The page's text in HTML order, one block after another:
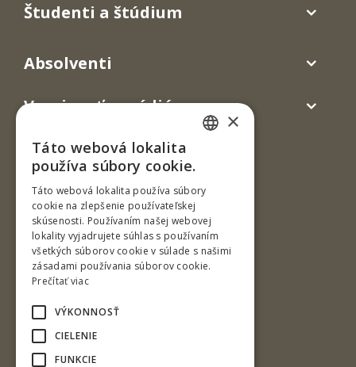
Ul. T. G. Masaryka 24
Študenti a štúdium
Absolventi
Verejnosť a médiá
×
Táto webová lokalita
používa súbory cookie.
Táto webová lokalita používa súbory
cookie na zlepšenie používateľskej
skúsenosti. Používaním našej webovej
lokality vyjadrujete súhlas s používaním
všetkých súborov cookie v súlade s našimi
zásadami používania súborov cookie.
Prečítať viac
VÝKONNOSŤ
CIELENIE
FUNKCIE